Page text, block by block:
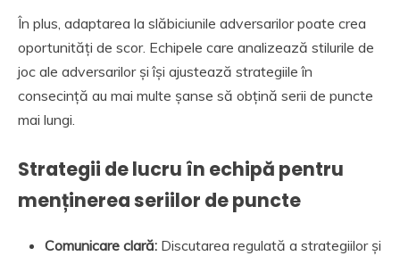
În plus, adaptarea la slăbiciunile adversarilor poate crea
oportunități de scor. Echipele care analizează stilurile de
joc ale adversarilor și își ajustează strategiile în
consecință au mai multe șanse să obțină serii de puncte
mai lungi.
Strategii de lucru în echipă pentru
menținerea seriilor de puncte
Comunicare clară: Discutarea regulată a strategiilor și